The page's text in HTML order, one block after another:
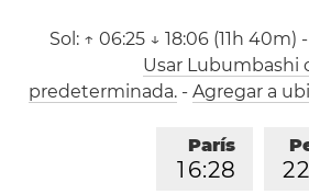
Sol: ↑ 06:25 ↓ 18:06 (11h 40m) -
Usar Lubumbashi
predeterminada.- Agregar a
22
París
1 6:28